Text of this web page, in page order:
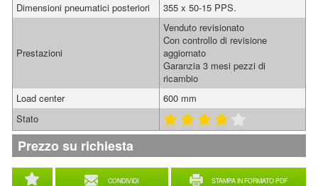
CONDIVIDI STAMPA IN FORMATO PDF
Dimensioni pneumatici posteriori
355 x 50-15 PPS.
Prestazioni
Venduto revisionato
Con controllo di revisione
aggiornato
Garanzia 3 mesi pezzi di
ricambio
Load center
600 mm
Stato
Prezzo su richiesta